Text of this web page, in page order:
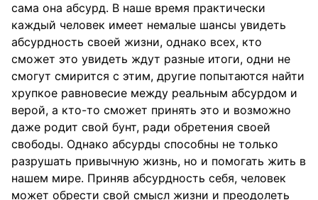
сама она абсурд. В наше время практически
каждый человек имеет немалые шансы увидеть
абсурдность своей жизни, однако всех, кто
сможет это увидеть ждут разные итоги, одни не
смогут смирится с этим, другие попытаются найти
хрупкое равновесие между реальным абсурдом и
верой, а кто-то сможет принять это и возможно
даже родит свой бунт, ради обретения своей
свободы. Однако абсурды способны не только
разрушать привычную жизнь, но и помогать жить в
нашем мире. Приняв абсурдность себя, человек
может обрести свой смысл жизни и преодолеть